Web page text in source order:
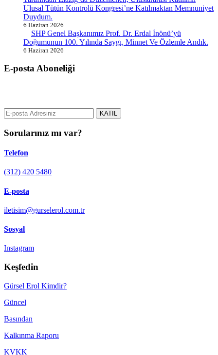
Ulusal Tütün Kontrolü Kongresi’ne Katılmaktan Memnuniyet
Duydum.
6 Haziran 2026
SHP Genel Başkanımız Prof. Dr. Erdal İnönü’yü
Doğumunun 100. Yılında Saygı, Minnet Ve Özlemle Andık.
6 Haziran 2026
E-posta Aboneliği
KATIL
Sorularınız mı var?
Telefon
(312) 420 5480
E-posta
iletisim@gurselerol.com.tr
Sosyal
Instagram
Keşfedin
Gürsel Erol Kimdir?
Güncel
Basından
Kalkınma Raporu
KVKK